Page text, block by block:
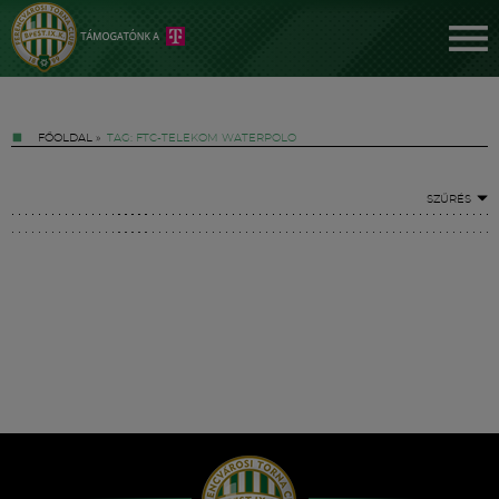
FŐOLDAL » TAG: FTC-TELEKOM WATERPOLO
SZŰRÉS
Hírek